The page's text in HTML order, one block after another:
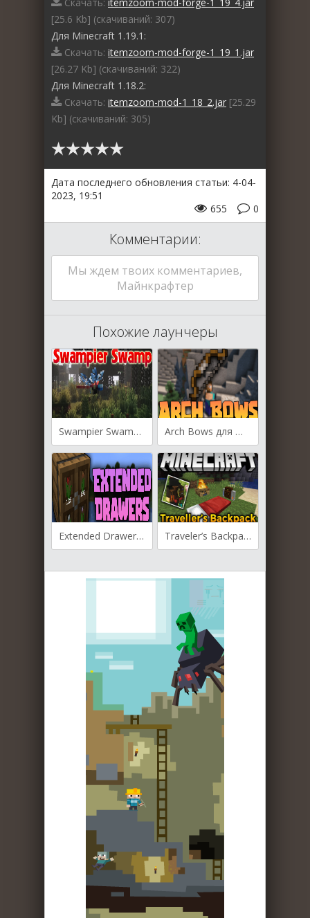
[25.6 Kb] (cкачиваний: 307)
Для Minecraft 1.19.1:
Скачать: itemzoom-mod-forge-1_19_1.jar
[26.27 Kb] (cкачиваний: 322)
Для Minecraft 1.18.2:
Скачать: itemzoom-mod-1_18_2.jar [25.29
Kb] (cкачиваний: 305)
Дата последнего обновления статьи: 4-04-
2023, 19:51
0
655
Комментарии:
Мы ждем твоих комментариев,
Майнкрафтер
Похожие лаунчеры
Swampier Swamp для Майнкрафт [1.19.4, 1.19.3, 1.19.2] Arch Bows для Майнкрафт [1.19.3, 1.19.2, 1.19.1]
Extended Drawers для Майнкрафт [1.19.3, 1.19.2, 1.19.1] Traveler’s Backpack для Майнкрафт [1.19.3, 1.19.2, 1.19.1]